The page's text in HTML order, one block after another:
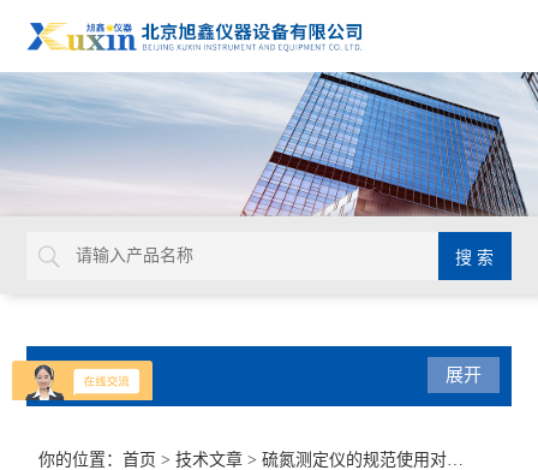
产品分类 展开
你的位置：首页 >技术文章 > 硫氮测定仪的规范使用对环境以及气路使用提出了一定要求